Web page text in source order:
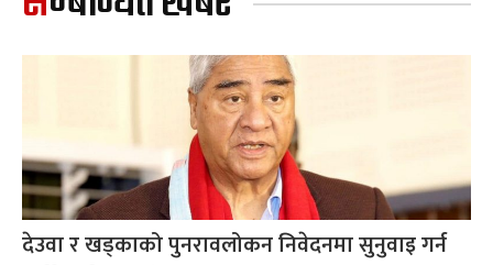
देउवा र खड्काको पुनरावलोकन निवेदनमा सुनुवाइ गर्न